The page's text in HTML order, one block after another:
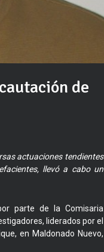
de
actuaciones tendientes
llevó a cabo un
parte de la Comisaria
liderados por el
en Maldonado Nuevo,